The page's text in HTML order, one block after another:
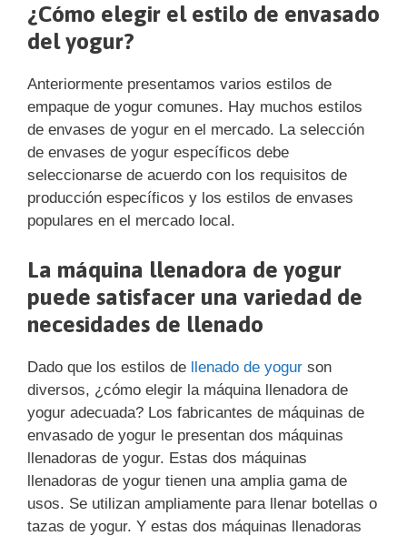
¿Cómo elegir el estilo de envasado
del yogur?
Anteriormente presentamos varios estilos de
empaque de yogur comunes. Hay muchos estilos
de envases de yogur en el mercado. La selección
de envases de yogur específicos debe
seleccionarse de acuerdo con los requisitos de
producción específicos y los estilos de envases
populares en el mercado local.
La máquina llenadora de yogur
puede satisfacer una variedad de
necesidades de llenado
Dado que los estilos de llenado de yogur son
diversos, ¿cómo elegir la máquina llenadora de
yogur adecuada? Los fabricantes de máquinas de
envasado de yogur le presentan dos máquinas
llenadoras de yogur. Estas dos máquinas
llenadoras de yogur tienen una amplia gama de
usos. Se utilizan ampliamente para llenar botellas o
tazas de yogur. Y estas dos máquinas llenadoras